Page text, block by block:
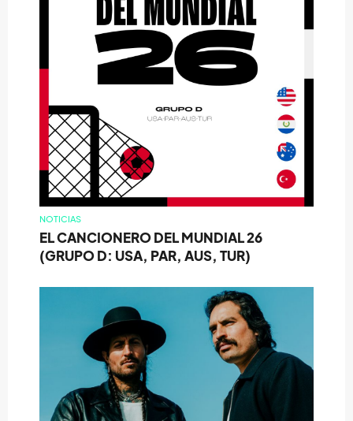
NOTICIAS
EL CANCIONERO DEL MUNDIAL 26
(GRUPO D: USA, PAR, AUS, TUR)